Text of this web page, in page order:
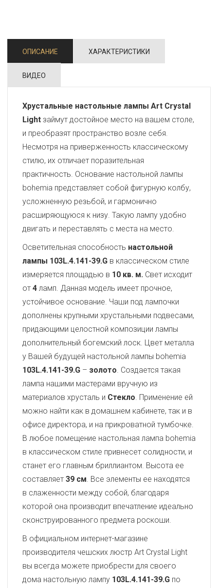
ОПИСАНИЕ ХАРАКТЕРИСТИКИ
ВИДЕО
Хрустальные настольные лампы Art Crystal
Light займут достойное место на вашем столе,
и преобразят пространство возле себя.
Несмотря на приверженность классическому
стилю, их отличает поразительная
практичность. Основание настольной лампы
bohemia представляет собой фигурную колбу,
усложненную резьбой, и гармонично
расширяющуюся к низу. Такую лампу удобно
двигать и переставлять с места на место.
Осветительная способность настольной
лампы 103L.4.141-39.G в классическом стиле
измеряется площадью в 10 кв. м. Свет исходит
от 4 ламп. Данная модель имеет прочное,
устойчивое основание. Чаши под лампочки
дополнены крупными хрустальными подвесами,
придающими целостной композиции лампы
дополнительный богемский лоск. Цвет металла
у Вашей будущей настольной лампы bohemia
103L.4.141-39.G – золото. Создается такая
лампа нашими мастерами вручную из
материалов хрусталь и Стекло. Применение ей
можно найти как в домашнем кабинете, так и в
офисе директора, и на прикроватной тумбочке.
В любое помещение настольная лампа bohemia
в классическом стиле привнесет солидности, и
станет его главным бриллиантом. Высота ее
составляет 39 см. Все элементы ее находятся
в слаженности между собой, благодаря
которой она производит впечатление идеально
сконструированного предмета роскоши.
В официальном интернет-магазине
производителя чешских люстр Art Crystal Light
вы всегда можете приобрести для своего
дома настольную лампу 103L.4.141-39.G по